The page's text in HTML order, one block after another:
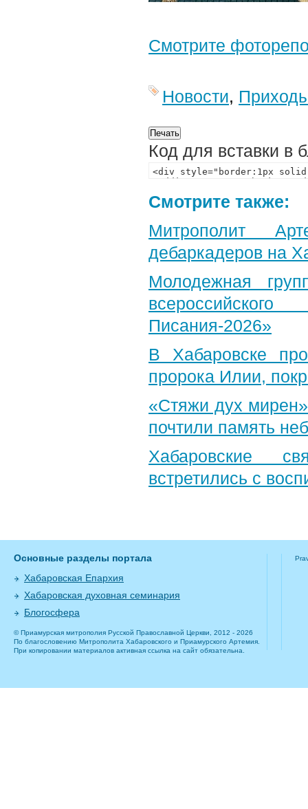
Смотрите
Новости,
Код для вставки в
Смотрите также:
Митрополит
дебаркадеров на
Молодежная
Писания-2026»
В Хабаровске
пророка Илии,
«Стяжи дух
почтили память
Хабаровские
встретились с
Основные разделы портала
Хабаровская Епархия
Хабаровская духовная семинария
Блогосфера
© Приамурская митрополия Русской Православной Церкви, 2012 - 2026
По благословению Митрополита Хабаровского и Приамурского Артемия.
При копировании материалов активная ссылка на сайт обязательна.